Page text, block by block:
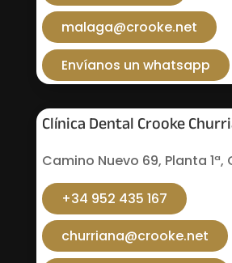
malaga@crooke.net
Envíanos un whatsapp
Clínica Dental Crooke
Camino Nuevo 69, Planta 1ª,
+34 952 435 167
churriana@crooke.net